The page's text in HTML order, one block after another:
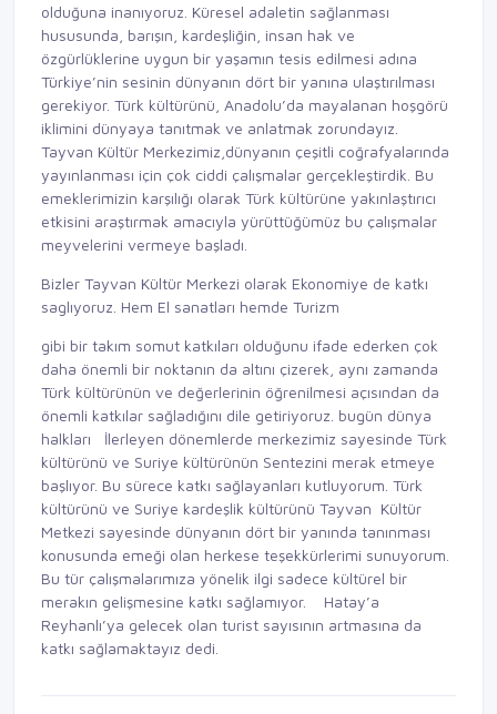
olduğuna inanıyoruz. Küresel adaletin sağlanması
hususunda, barışın, kardeşliğin, insan hak ve
özgürlüklerine uygun bir yaşamın tesis edilmesi adına
Türkiye’nin sesinin dünyanın dört bir yanına ulaştırılması
gerekiyor. Türk kültürünü, Anadolu’da mayalanan hoşgörü
iklimini dünyaya tanıtmak ve anlatmak zorundayız.
Tayvan Kültür Merkezimiz,dünyanın çeşitli coğrafyalarında
yayınlanması için çok ciddi çalışmalar gerçekleştirdik. Bu
emeklerimizin karşılığı olarak Türk kültürüne yakınlaştırıcı
etkisini araştırmak amacıyla yürüttüğümüz bu çalışmalar
meyvelerini vermeye başladı.
Bizler Tayvan Kültür Merkezi olarak Ekonomiye de katkı
saglıyoruz. Hem El sanatları hemde Turizm
gibi bir takım somut katkıları olduğunu ifade ederken çok
daha önemli bir noktanın da altını çizerek, aynı zamanda
Türk kültürünün ve değerlerinin öğrenilmesi açısından da
önemli katkılar sağladığını dile getiriyoruz. bugün dünya
halkları İlerleyen dönemlerde merkezimiz sayesinde Türk
kültürünü ve Suriye kültürünün Sentezini merak etmeye
başlıyor. Bu sürece katkı sağlayanları kutluyorum. Türk
kültürünü ve Suriye kardeşlik kültürünü Tayvan Kültür
Metkezi sayesinde dünyanın dört bir yanında tanınması
konusunda emeği olan herkese teşekkürlerimi sunuyorum.
Bu tür çalışmalarımıza yönelik ilgi sadece kültürel bir
merakın gelişmesine katkı sağlamıyor. Hatay’a
Reyhanlı’ya gelecek olan turist sayısının artmasına da
katkı sağlamaktayız dedi.